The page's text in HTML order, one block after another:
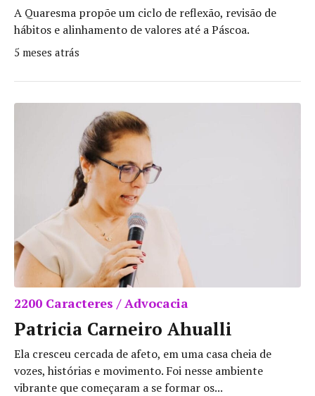
A Quaresma propõe um ciclo de reflexão, revisão de
hábitos e alinhamento de valores até a Páscoa.
5 meses atrás
2200 Caracteres / Advocacia
Patricia Carneiro Ahualli
Ela cresceu cercada de afeto, em uma casa cheia de
vozes, histórias e movimento. Foi nesse ambiente
vibrante que começaram a se formar os...